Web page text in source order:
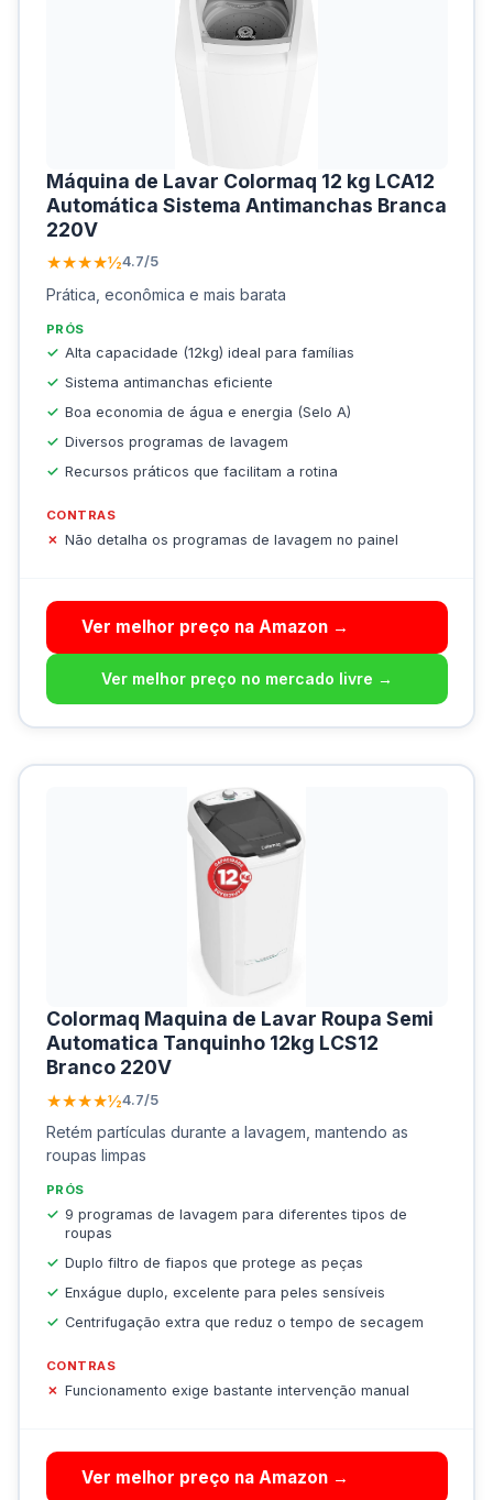
Máquina de Lavar Colormaq 12 kg LCA12
Automática Sistema Antimanchas Branca
220V
★★★★½4.7/5
Prática, econômica e mais barata
PRÓS
Alta capacidade (12kg) ideal para famílias
Sistema antimanchas eficiente
Boa economia de água e energia (Selo A)
Diversos programas de lavagem
Recursos práticos que facilitam a rotina
CONTRAS
Não detalha os programas de lavagem no painel
Ver melhor preço na Amazon →
Ver melhor preço no mercado livre →
Colormaq Maquina de Lavar Roupa Semi
Automatica Tanquinho 12kg LCS12
Branco 220V
★★★★½4.7/5
Retém partículas durante a lavagem, mantendo as
roupas limpas
PRÓS
9 programas de lavagem para diferentes tipos de
roupas
Duplo filtro de fiapos que protege as peças
Enxágue duplo, excelente para peles sensíveis
Centrifugação extra que reduz o tempo de secagem
CONTRAS
Funcionamento exige bastante intervenção manual
Ver melhor preço na Amazon →